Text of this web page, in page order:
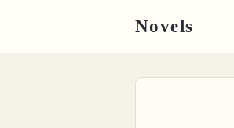
Novels